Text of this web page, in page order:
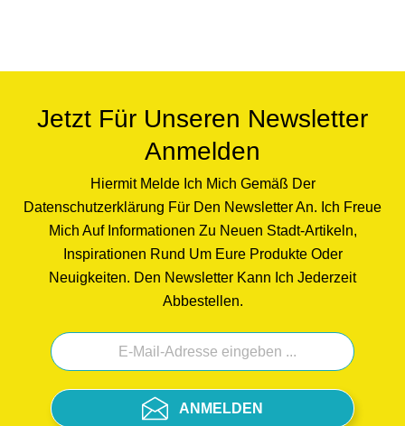
Jetzt Für Unseren Newsletter
Anmelden
Hiermit Melde Ich Mich Gemäß Der
Datenschutzerklärung Für Den Newsletter An. Ich Freue
Mich Auf Informationen Zu Neuen Stadt-Artikeln,
Inspirationen Rund Um Eure Produkte Oder
Neuigkeiten. Den Newsletter Kann Ich Jederzeit
Abbestellen.
ANMELDEN